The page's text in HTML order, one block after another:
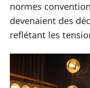
normes
devenaient des
reflétant les